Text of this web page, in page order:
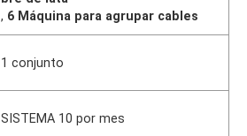
, 6 Máquina para agrupar cables
1 conjunto
SISTEMA 10 por mes